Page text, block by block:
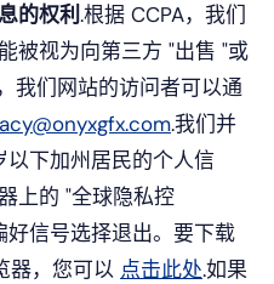
的权利 .根据 CCPA，我们
被视为向第三方 "出售 "或
我们网站的访问者可以通
.我们并
以下加州居民的个人信
上的 "全球隐私控
好信号选择退出。要下载
器，您可以 点击此处.如果